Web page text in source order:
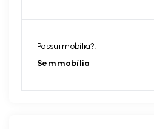
Possui mobília?:
Sem mobília